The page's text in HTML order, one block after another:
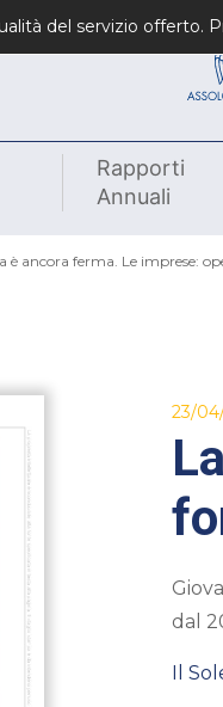
Rapporti
Annuali
è ancora ferma. Le imprese:
23/
dal
Il
del servizio